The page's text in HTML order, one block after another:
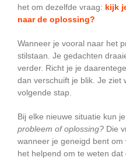
het om dezelfde vraag: kijk
naar de oplossing?
Wanneer je vooral naar het
stilstaan. Je gedachten
verder. Richt je je
dan verschuift je blik. Je ziet
volgende stap.
Bij elke nieuwe situatie kun
probleem of oplossing?Die
wanneer je geneigd bent
het helpend om te weten